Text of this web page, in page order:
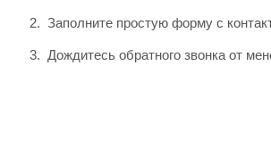
Заполните простую форму с
Дождитесь обратного звонка от